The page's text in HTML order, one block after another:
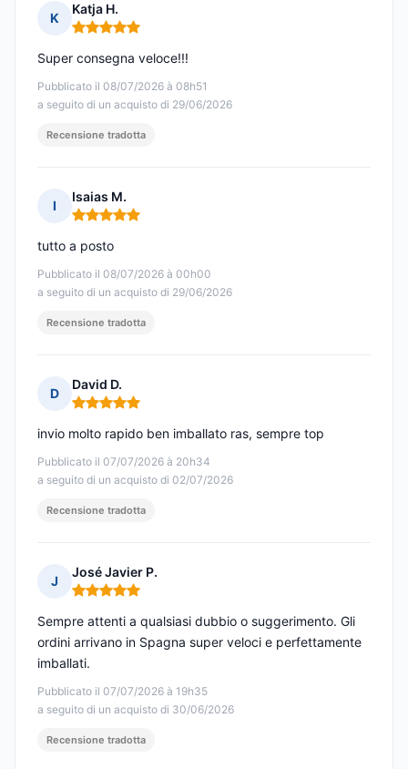
K
Katja H.
Nota: 5 su 5
Pubblicato il 08/07/2026 à 08h51
a seguito di un acquisto di 29/06/2026
Super consegna veloce!!!
Recensione tradotta
I
Isaias M.
Nota: 5 su 5
Pubblicato il 08/07/2026 à 00h00
a seguito di un acquisto di 29/06/2026
tutto a posto
Recensione tradotta
D
David D.
Nota: 5 su 5
Pubblicato il 07/07/2026 à 20h34
a seguito di un acquisto di 02/07/2026
invio molto rapido ben imballato ras, sempre top
Recensione tradotta
J
José Javier P.
Nota: 5 su 5
Pubblicato il 07/07/2026 à 19h35
a seguito di un acquisto di 30/06/2026
Sempre attenti a qualsiasi dubbio o suggerimento. Gli
ordini arrivano in Spagna super veloci e perfettamente
imballati.
Recensione tradotta